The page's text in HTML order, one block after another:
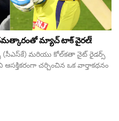
మ్యాచ్ టాక్ వైరల్!
(సీఎస్‌కే) మరియు కోల్‌కతా నైట్ రైడర్స్
చర్చించిన ఒక వార్తాకథనం